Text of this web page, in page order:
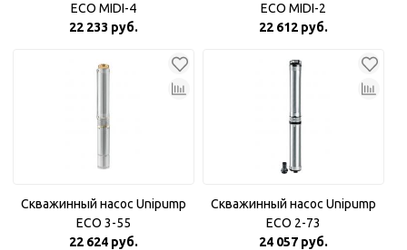
ECO MIDI-4
22 233 руб.
ECO MIDI-2
22 612 руб.
Скважинный насос Unipump
ECO 3-55
22 624 руб.
Скважинный насос Unipump
ECO 2-73
24 057 руб.